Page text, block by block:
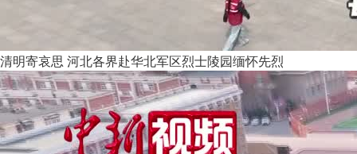
清明寄哀思 河北各界赴华北军区烈士陵园缅怀先烈